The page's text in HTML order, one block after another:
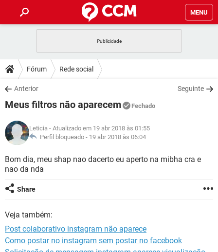
MENU
CELULAR
OUTLOOK
INSTAGRAM GMAIL
GUIA DE COMPRAS
DICAS
JOGOS
INSTAGRAM GMAIL
GUIA DE COMPRAS
DOWNLOADS
JOGOS WHATSAPP
CELULAR
OUTLOOK EXCEL
INSTAGRAM
GUIA DE COMPRAS
JOGOS WHATSAPP
CELULAR
OUTLOOK EXCEL
GLOSSÁRIO
JOGOS
CELULAR
OUTLOOK
GUIA DE COMPRAS
Fórum Rede social
Anterior Seguinte
Meus filtros não aparecem Fechado
Leticia - Atualizado em 19 abr 2018 às 01:55
Perfil bloqueado - 19 abr 2018 às 06:04
Bom dia, meu shap nao dacerto eu aperto na mibha cra e
nao da nda
Share
Veja também:
Post colaborativo instagram não aparece
Como postar no instagram sem postar no facebook